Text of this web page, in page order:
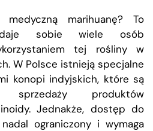
marihuanę? To
sobie wiele osób
tej rośliny w
W Polsce istnieją specjalne
konopi indyjskich, które są
sprzedaży produktów
Jednakże, dostęp do
ograniczony i wymaga